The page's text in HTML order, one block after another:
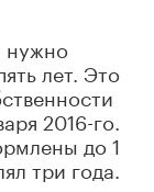
нужно
лет. Это
2016-го.
до 1
три года.